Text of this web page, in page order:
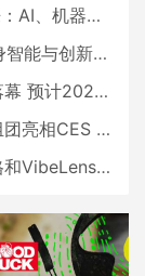
与智能生活大爆发
域 中国公司大放异彩
收入将超五千亿美元
CES 广受好评
共同推出全新耳机